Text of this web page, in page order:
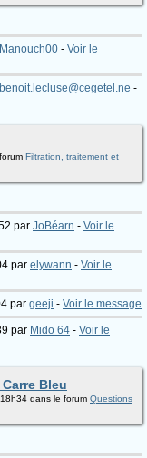
Manouch00 - Voir le
benoit.lecluse@cegetel.ne -
Filtration, traitement et
par JoBéarn - Voir le
par elywann - Voir le
par geeji - Voir le message
par Mido 64 - Voir le
Bleu
dans le forum Questions